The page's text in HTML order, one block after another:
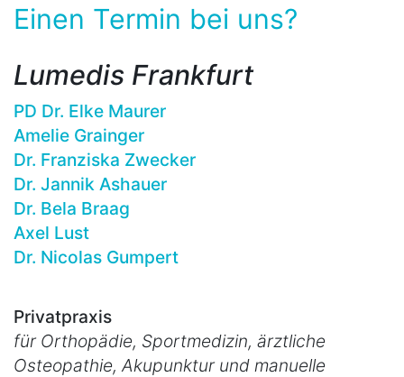
Einen Termin bei uns?
Lumedis Frankfurt
PD Dr. Elke Maurer
Amelie Grainger
Dr. Franziska Zwecker
Dr. Jannik Ashauer
Dr. Bela Braag
Axel Lust
Dr. Nicolas Gumpert
Privatpraxis
für Orthopädie, Sportmedizin, ärztliche
Osteopathie, Akupunktur und manuelle